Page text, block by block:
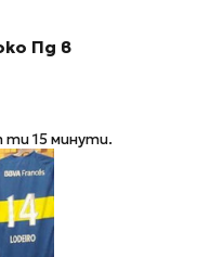
Пд в
ти 15 минути.